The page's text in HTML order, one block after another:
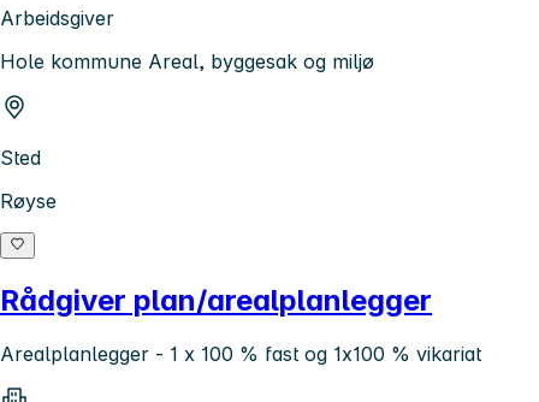
Arbeidsgiver
Hole kommune Areal, byggesak og miljø
Sted
Røyse
Rådgiver plan/arealplanlegger
Arealplanlegger - 1 x 100 % fast og 1x100 % vikariat